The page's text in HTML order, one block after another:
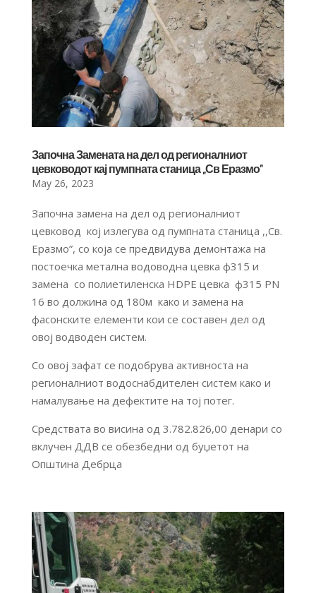
Започна Замената на дел од регионалниот
цевководот кај пумпната станица ,,Св Еразмо”
May 26, 2023
Започна замена на дел од регионалниот
цевковод кој излегува од пумпната станица ,,Св.
Еразмо”, со која се предвидува демонтажа на
постоечка метална водоводна цевка ф315 и
замена со полиетиленска HDPE цевка ф315 PN
16 во должина од 180м како и замена на
фасонските елементи кои се составен дел од
овој водводен систем.
Со овој зафат се подобрува активноста на
регионалниот водоснабдителен систем како и
намалување на дефектите на тој потег.
Средствата во висина од 3.782.826,00 денари со
вклучен ДДВ се обезбедни од буџетот на
Општина Дебрца